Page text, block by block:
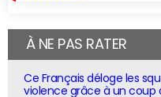
À NE PAS RATER
Ce Français déloge les
violence grâce à un coup